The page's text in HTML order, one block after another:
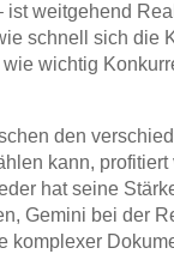
ist weitgehend
schnell sich die
wichtig
den
kann, profitiert
hat seine
Gemini bei der
komplexer